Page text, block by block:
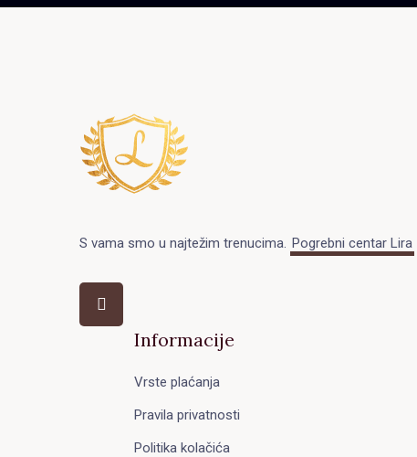
S vama smo u najtežim trenucima. Pogrebni centar Lira
Informacije
Vrste plaćanja
Pravila privatnosti
Politika kolačića